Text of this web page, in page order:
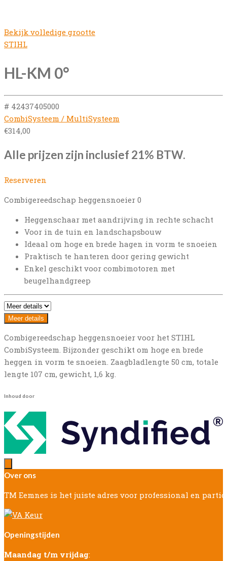
Bekijk volledige grootte
STIHL
HL-KM 0°
# 42437405000
CombiSysteem / MultiSysteem
€314,00
Alle prijzen zijn inclusief 21% BTW.
Reserveren
Combigereedschap heggensnoeier 0
Heggenschaar met aandrijving in rechte schacht
Voor in de tuin en landschapsbouw
Ideaal om hoge en brede hagen in vorm te snoeien
Praktisch te hanteren door gering gewicht
Enkel geschikt voor combimotoren met
beugelhandgreep
Meer details
Combigereedschap heggensnoeier voor het STIHL
CombiSysteem. Bijzonder geschikt om hoge en brede
heggen in vorm te snoeien. Zaagbladlengte 50 cm, totale
lengte 107 cm, gewicht, 1,6 kg.
Inhoud door
Over ons
TM Eemnes is het juiste adres voor professional en
Openingstijden
Maandag t/m vrijdag: